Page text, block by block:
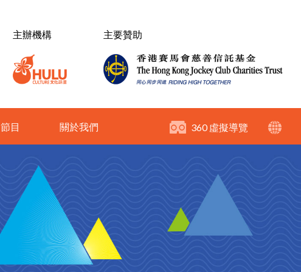
主辦機構 主要贊助
360 虛擬導覽
節目 關於我們